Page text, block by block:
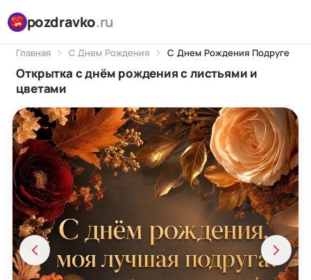
pozdravko.ru
Главная С Днем Рождения С Днем Рождения Подруге
Открытка с днём рождения с листьями и
цветами